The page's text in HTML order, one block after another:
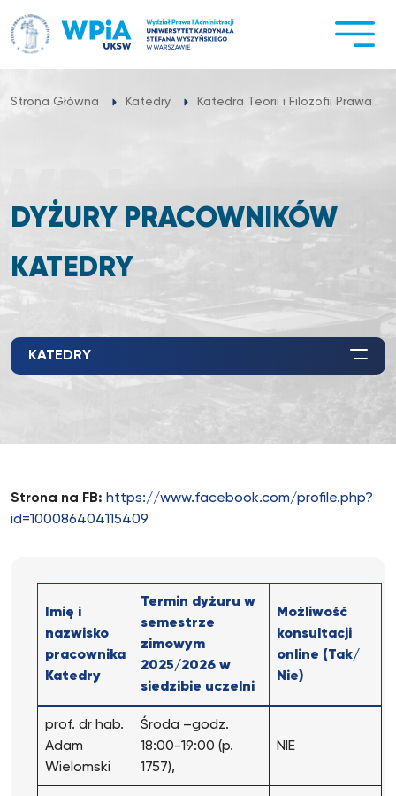
do
treści
Strona Główna Katedry Katedra Teorii i Filozofii Prawa
DYŻURY PRACOWNIKÓW
KATEDRY
KATEDRY
Strona na FB: https://www.facebook.com/profile.php?
id=100086404115409
Imię i
nazwisko
pracownika
Katedry
Termin dyżuru w
semestrze
zimowym
2025/2026 w
siedzibie uczelni
Możliwość
konsultacji
online (Tak/
Nie)
prof. dr hab.
Adam
Wielomski
Środa –godz.
18:00-19:00 (p.
1757),
NIE